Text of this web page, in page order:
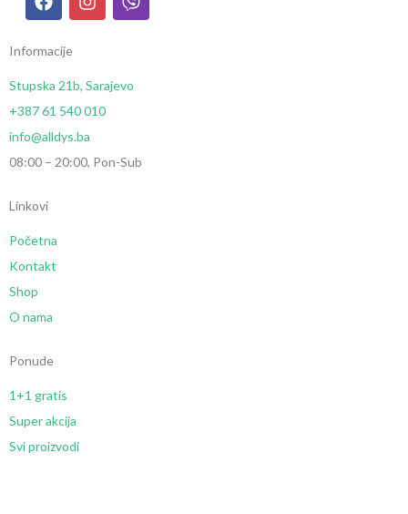
Informacije
Stupska 21b, Sarajevo
+387 61 540 010
info@alldys.ba
08:00 – 20:00, Pon-Sub
Linkovi
Početna
Kontakt
Shop
O nama
Ponude
1+1 gratis
Super akcija
Svi proizvodi